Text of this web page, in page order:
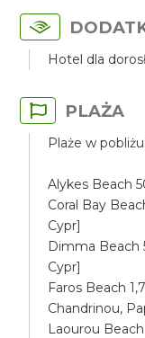
Hotel dla
PLAŻA
Plaże w
Alykes Beach
Coral Bay
Cypr]
Dimma Beach
Cypr]
Faros Beach
Chandrinou,
Laourou